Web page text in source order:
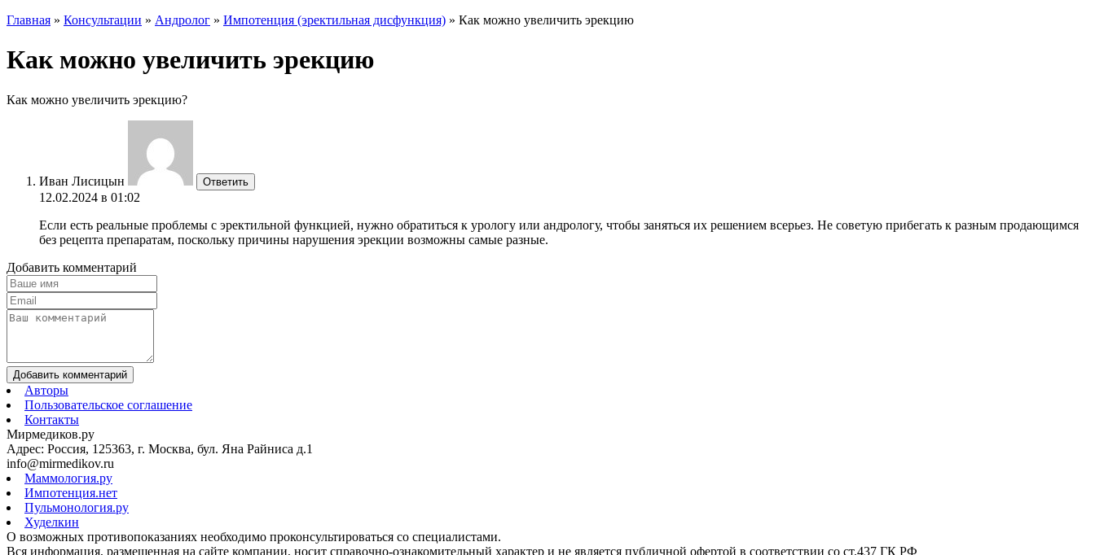
Главная » Консультации » Андролог » Импотенция (эректильная дисфункция) » Как можно увеличить эрекцию
Как можно увеличить эрекцию
Как можно увеличить эрекцию?
Иван Лисицын Ответить
12.02.2024 в 01:02
Если есть реальные проблемы с эректильной функцией, нужно обратиться к урологу или андрологу, чтобы заняться их решением всерьез. Не советую прибегать к разным продающимся
без рецепта препаратам, поскольку причины нарушения эрекции возможны самые разные.
Добавить комментарий
Добавить комментарий
Авторы
Пользовательское соглашение
Контакты
Мирмедиков.ру
Адрес: Россия, 125363, г. Москва, бул. Яна Райниса д.1
info@mirmedikov.ru
Маммология.ру
Импотенция.нет
Пульмонология.ру
Худелкин
О возможных противопоказаниях необходимо проконсультироваться со специалистами.
Вся информация, размещенная на сайте компании, носит справочно-ознакомительный характер и не является публичной офертой в соответствии со ст.437 ГК РФ